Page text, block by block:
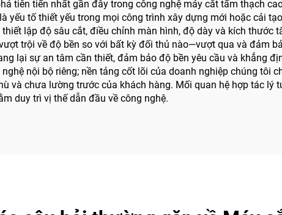
tiên tiến nhất gần đây trong công nghệ máy cắt tấm thạch
yếu tố thiết yếu trong mọi công trình xây dựng mới hoặc cải
lập độ sâu cắt, điều chỉnh màn hình, độ dày và kích
trội về độ bền so với bất kỳ đối thủ nào—vượt qua và đảm
lại sự an tâm cần thiết, đảm bảo độ bền yêu cầu và khẳng
nội bộ riêng; nền tảng cốt lõi của doanh nghiệp chúng
và chưa lường trước của khách hàng. Mối quan hệ hợp tác
duy trì vị thế dẫn đầu về công nghệ.